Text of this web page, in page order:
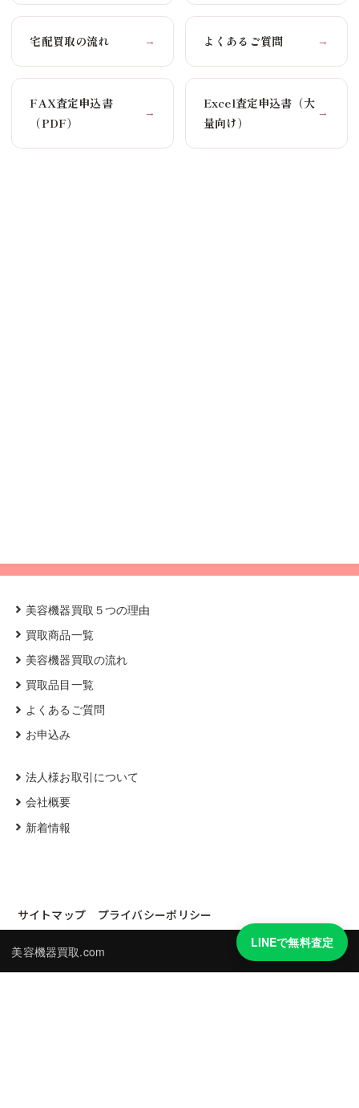
宅配買取の流れ → よくあるご質問 →
FAX査定申込書
（PDF）
→
Excel査定申込書（大
量向け）
→
美容機器買取５つの理由
買取商品一覧
美容機器買取の流れ
買取品目一覧
よくあるご質問
お申込み
法人様お取引について
会社概要
新着情報
サイトマップ プライバシーポリシー
美容機器買取.com
LINEで無料査定